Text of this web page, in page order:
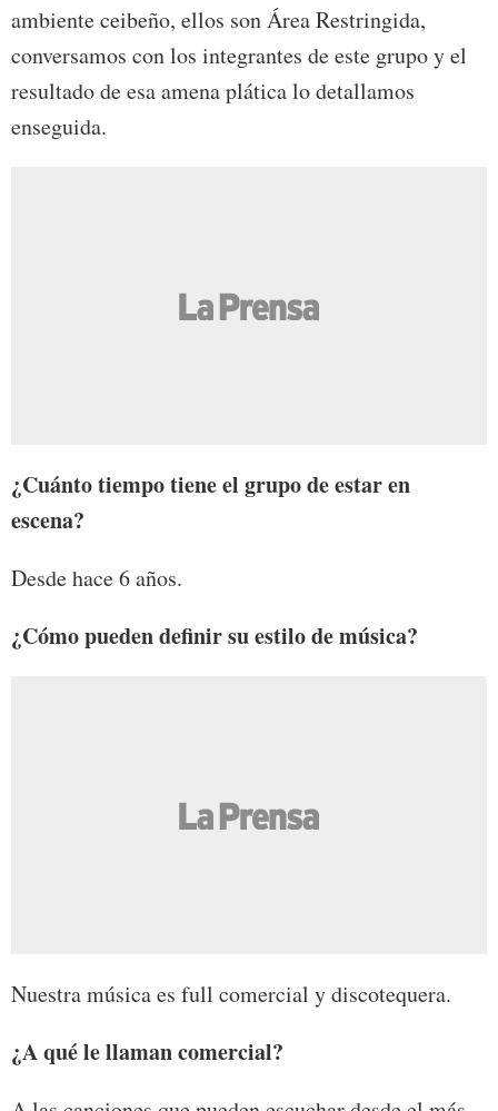
ambiente ceibeño, ellos son Área Restringida,
conversamos con los integrantes de este grupo y el
resultado de esa amena plática lo detallamos
enseguida.
¿Cuánto tiempo tiene el grupo de estar en
escena?
Desde hace 6 años.
¿Cómo pueden definir su estilo de música?
Nuestra música es full comercial y discotequera.
¿A qué le llaman comercial?